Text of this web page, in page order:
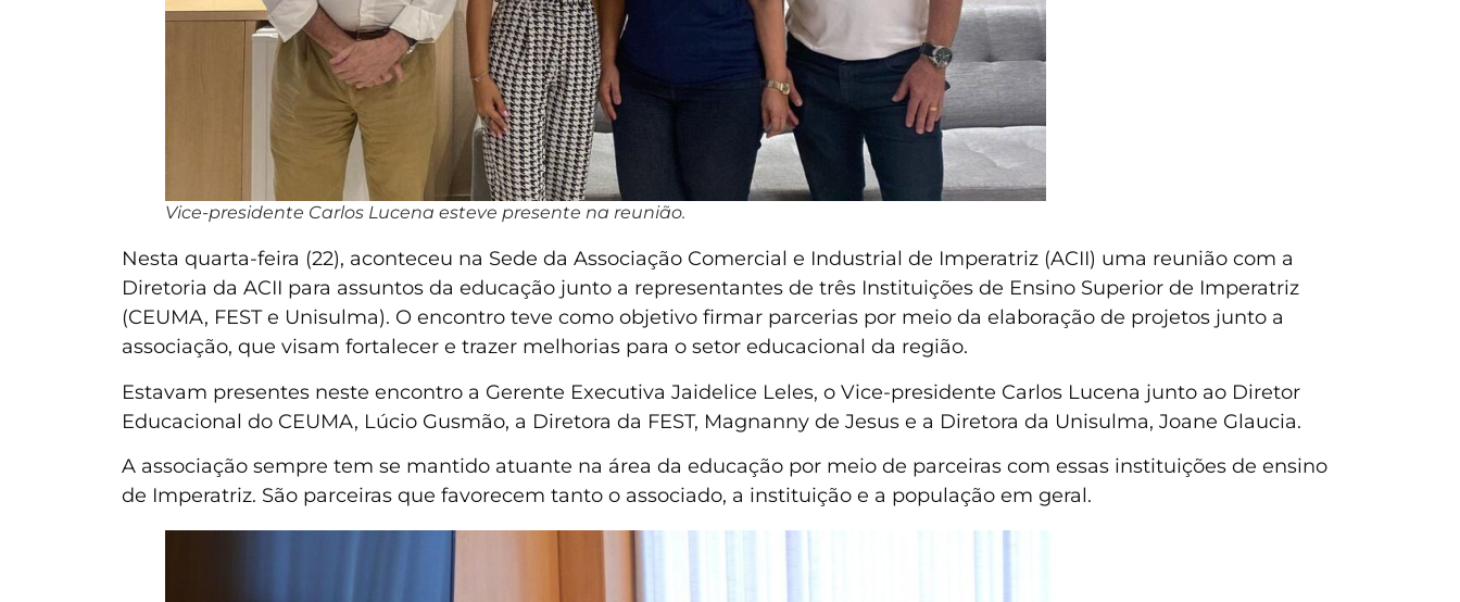
Vice-presidente Carlos Lucena esteve presente na reunião.
Nesta quarta-feira (22), aconteceu na Sede da Associação Comercial e Industrial de Imperatriz (ACII) uma reunião com a
Diretoria da ACII para assuntos da educação junto a representantes de três Instituições de Ensino Superior de Imperatriz
(CEUMA, FEST e Unisulma). O encontro teve como objetivo firmar parcerias por meio da elaboração de projetos junto a
associação, que visam fortalecer e trazer melhorias para o setor educacional da região.
Estavam presentes neste encontro a Gerente Executiva Jaidelice Leles, o Vice-presidente Carlos Lucena junto ao Diretor
Educacional do CEUMA, Lúcio Gusmão, a Diretora da FEST, Magnanny de Jesus e a Diretora da Unisulma, Joane Glaucia.
A associação sempre tem se mantido atuante na área da educação por meio de parceiras com essas instituições de ensino
de Imperatriz. São parceiras que favorecem tanto o associado, a instituição e a população em geral.